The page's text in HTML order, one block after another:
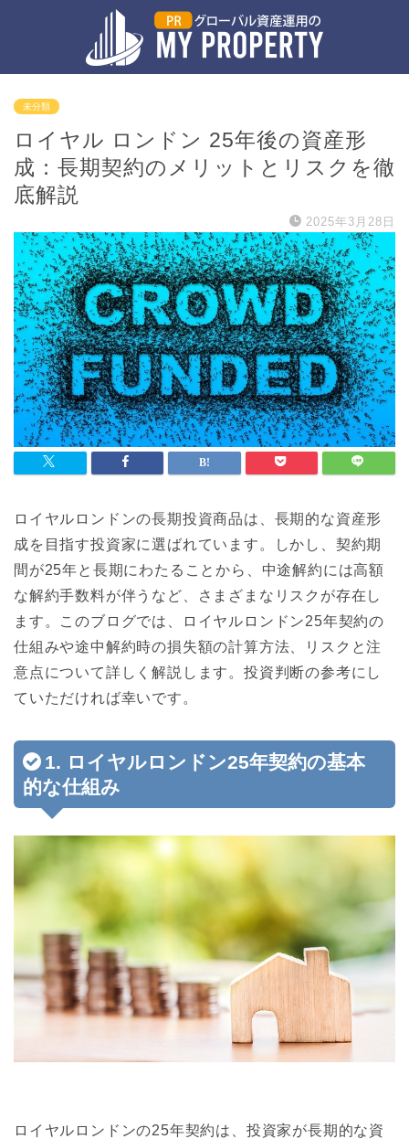
未分類
ロイヤル ロンドン 25年後の資産形
成：長期契約のメリットとリスクを徹
底解説
2025年3月28日
ロイヤルロンドンの長期投資商品は、長期的な資産形
成を目指す投資家に選ばれています。しかし、契約期
間が25年と長期にわたることから、中途解約には高額
な解約手数料が伴うなど、さまざまなリスクが存在し
ます。このブログでは、ロイヤルロンドン25年契約の
仕組みや途中解約時の損失額の計算方法、リスクと注
意点について詳しく解説します。投資判断の参考にし
ていただければ幸いです。
1. ロイヤルロンドン25年契約の基本
的な仕組み
ロイヤルロンドンの25年契約は、投資家が長期的な資